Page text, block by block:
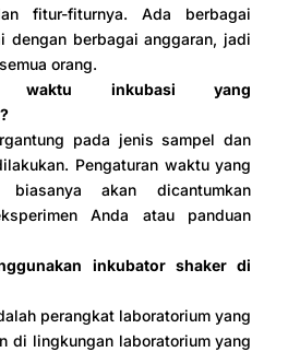
fitur-fiturnya. Ada berbagai
dengan berbagai anggaran, jadi
orang.
waktu inkubasi yang
pada jenis sampel dan
Pengaturan waktu yang
biasanya akan dicantumkan
Anda atau panduan
inkubator shaker di
perangkat laboratorium yang
di lingkungan laboratorium yang